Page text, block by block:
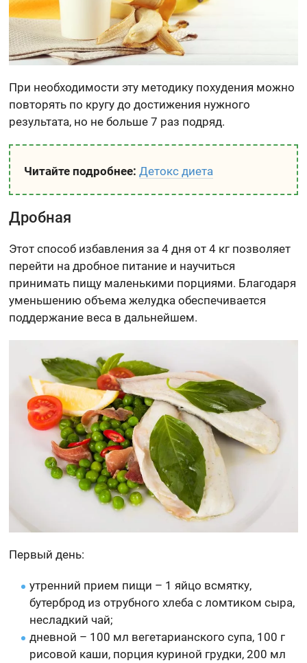
При необходимости эту методику похудения можно
повторять по кругу до достижения нужного
результата, но не больше 7 раз подряд.
Читайте подробнее: Детокс диета
Дробная
Этот способ избавления за 4 дня от 4 кг позволяет
перейти на дробное питание и научиться
принимать пищу маленькими порциями. Благодаря
уменьшению объема желудка обеспечивается
поддержание веса в дальнейшем.
Первый день:
утренний прием пищи – 1 яйцо всмятку,
бутерброд из отрубного хлеба с ломтиком сыра,
несладкий чай;
дневной – 100 мл вегетарианского супа, 100 г
рисовой каши, порция куриной грудки, 200 мл